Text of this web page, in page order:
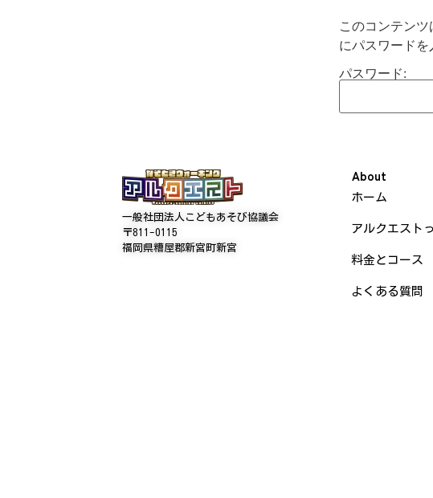
このコンテン
にパスワードを
パスワード:
一般社団法人こどもあそび協議会
〒811-0115
福岡県糟屋郡新宮町新宮
About
ホーム
アルクエスト
料金とコース
よくある質問